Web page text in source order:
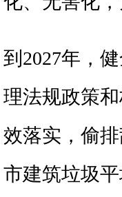
到2027年，
理法规政策
效落实，偷
市建筑垃圾